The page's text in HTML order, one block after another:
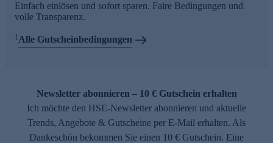
Einfach einlösen und sofort sparen. Faire Bedingungen und
volle Transparenz.
1Alle Gutscheinbedingungen
Newsletter abonnieren – 10 € Gutschein erhalten
Ich möchte den HSE-Newsletter abonnieren und aktuelle
Trends, Angebote & Gutscheine per E-Mail erhalten. Als
Dankeschön bekommen Sie einen 10 € Gutschein. Eine